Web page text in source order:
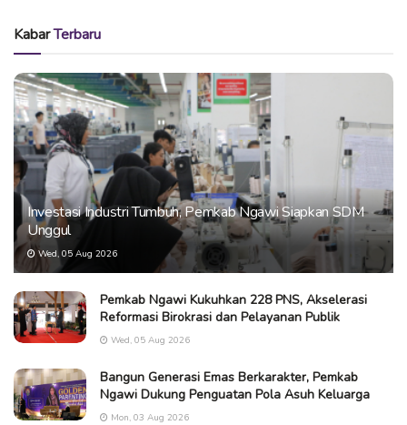
KabarTerbaru
Investasi Industri Tumbuh, Pemkab Ngawi Siapkan SDM
Unggul
Wed, 05 Aug 2026
Pemkab Ngawi Kukuhkan 228 PNS, Akselerasi
Reformasi Birokrasi dan Pelayanan Publik
Wed, 05 Aug 2026
Bangun Generasi Emas Berkarakter, Pemkab
Ngawi Dukung Penguatan Pola Asuh Keluarga
Mon, 03 Aug 2026